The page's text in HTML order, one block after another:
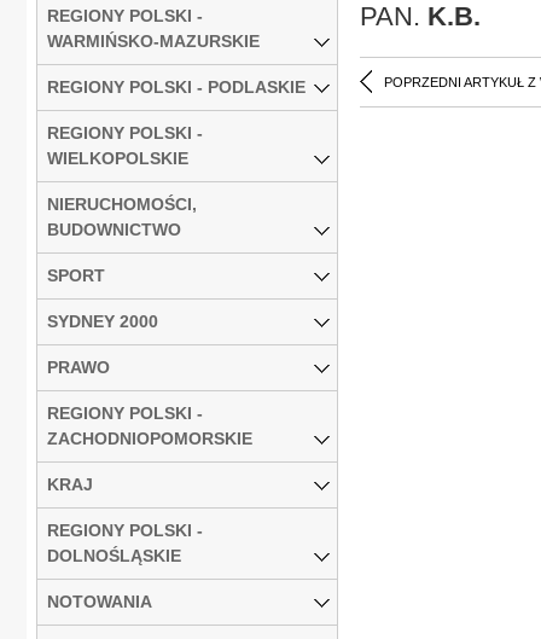
PAN. K.B.
POPRZEDNI ARTYKUŁ Z
REGIONY POLSKI -
WARMIŃSKO-MAZURSKIE
REGIONY POLSKI - PODLASKIE
REGIONY POLSKI -
WIELKOPOLSKIE
NIERUCHOMOŚCI,
BUDOWNICTWO
SPORT
SYDNEY 2000
PRAWO
REGIONY POLSKI -
ZACHODNIOPOMORSKIE
KRAJ
REGIONY POLSKI -
DOLNOŚLĄSKIE
NOTOWANIA